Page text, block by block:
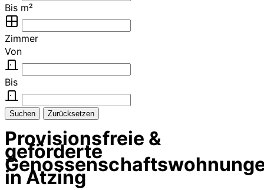
Bis m²
Zimmer
Von
Bis
Suchen Zurücksetzen
Provisionsfreie &
geförderte
in Atzing